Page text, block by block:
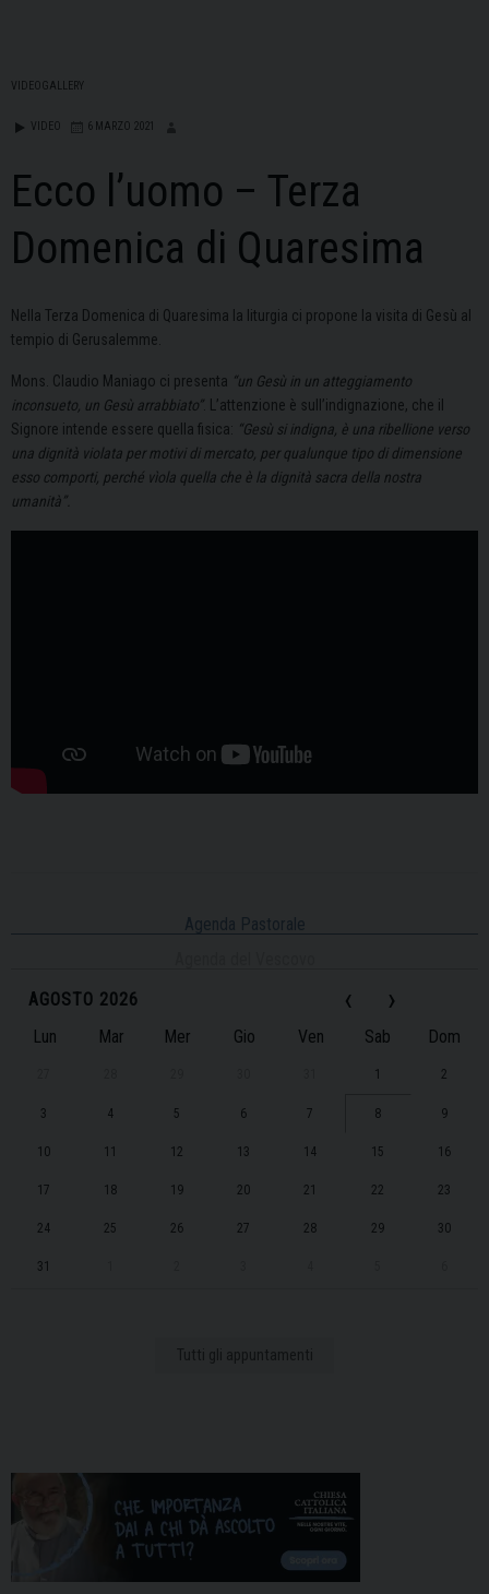
VIDEOGALLERY
VIDEO 6 MARZO 2021
Ecco l’uomo – Terza
Domenica di Quaresima
Nella Terza Domenica di Quaresima la liturgia ci propone la visita di Gesù al
tempio di Gerusalemme.
Mons. Claudio Maniago ci presenta “un Gesù in un atteggiamento
inconsueto, un Gesù arrabbiato”. L’attenzione è sull’indignazione, che il
Signore intende essere quella fisica: “Gesù si indigna, è una ribellione verso
una dignità violata per motivi di mercato, per qualunque tipo di dimensione
esso comporti, perché vìola quella che è la dignità sacra della nostra
umanità”.
Agenda Pastorale
‹
AGOSTO 2026 ›
Lun Mar Mer Gio Ven Sab Dom
1 2
3 4 5 6 7 8 9
10 11 12 13 14 15 16
17 18 19 20 21 22 23
24 25 26 27 28 29 30
31
Tutti gli appuntamenti